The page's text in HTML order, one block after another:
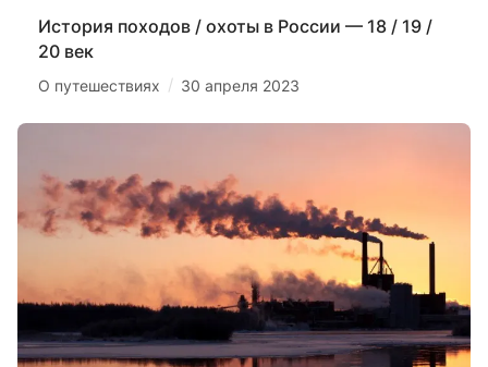
История походов / охоты в России — 18 / 19 /
20 век
О путешествиях / 30 апреля 2023